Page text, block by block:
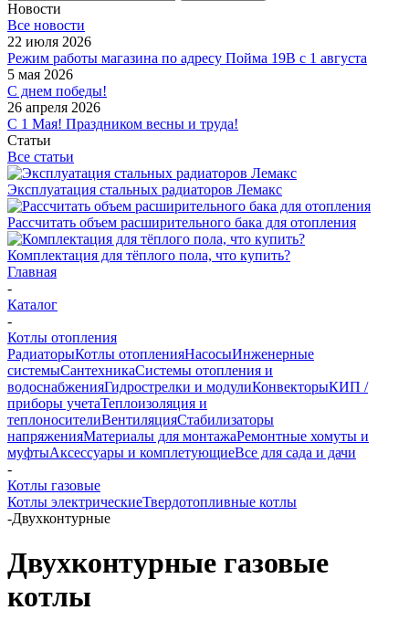
Новости
Все новости
22 июля 2026
Режим работы магазина по адресу Пойма 19В с 1 августа
5 мая 2026
С днем победы!
26 апреля 2026
С 1 Мая! Праздником весны и труда!
Статьи
Все статьи
Эксплуатация стальных радиаторов Лемакс
Рассчитать объем расширительного бака для отопления
Комплектация для тёплого пола, что купить?
Главная
-
Каталог
-
Котлы отопления
РадиаторыКотлы отопленияНасосыИнженерные
системыСантехникаСистемы отопления и
водоснабженияГидрострелки и модулиКонвекторыКИП /
приборы учетаТеплоизоляция и
теплоносителиВентиляцияСтабилизаторы
напряженияМатериалы для монтажаРемонтные хомуты и
муфтыАксессуары и комплетующиеВсе для сада и дачи
-
Котлы газовые
Котлы электрическиеТвердотопливные котлы
-Двухконтурные
Двухконтурные газовые
котлы